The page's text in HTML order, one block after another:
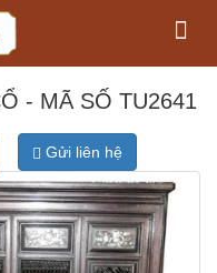
- MÃ SỐ TU2641
Gửi liên hệ